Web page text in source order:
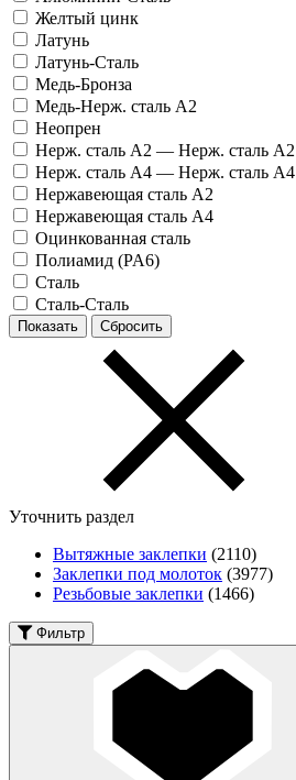
Желтый цинк
Латунь
Латунь-Сталь
Медь-Бронза
Медь-Нерж. сталь А2
Неопрен
Нерж. сталь А2 — Нерж. сталь А2
Нерж. сталь А4 — Нерж. сталь А4
Нержавеющая сталь А2
Нержавеющая сталь А4
Оцинкованная сталь
Полиамид (PA6)
Сталь
Сталь-Сталь
Уточнить раздел
Вытяжные заклепки (2110)
Заклепки под молоток (3977)
Резьбовые заклепки (1466)
Фильтр